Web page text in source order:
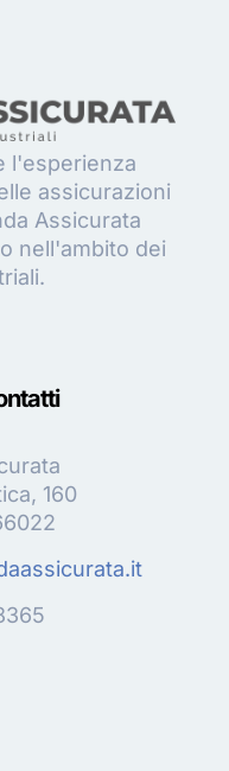
l'esperienza
assicurazioni
Assicurata
nell'ambito dei
160